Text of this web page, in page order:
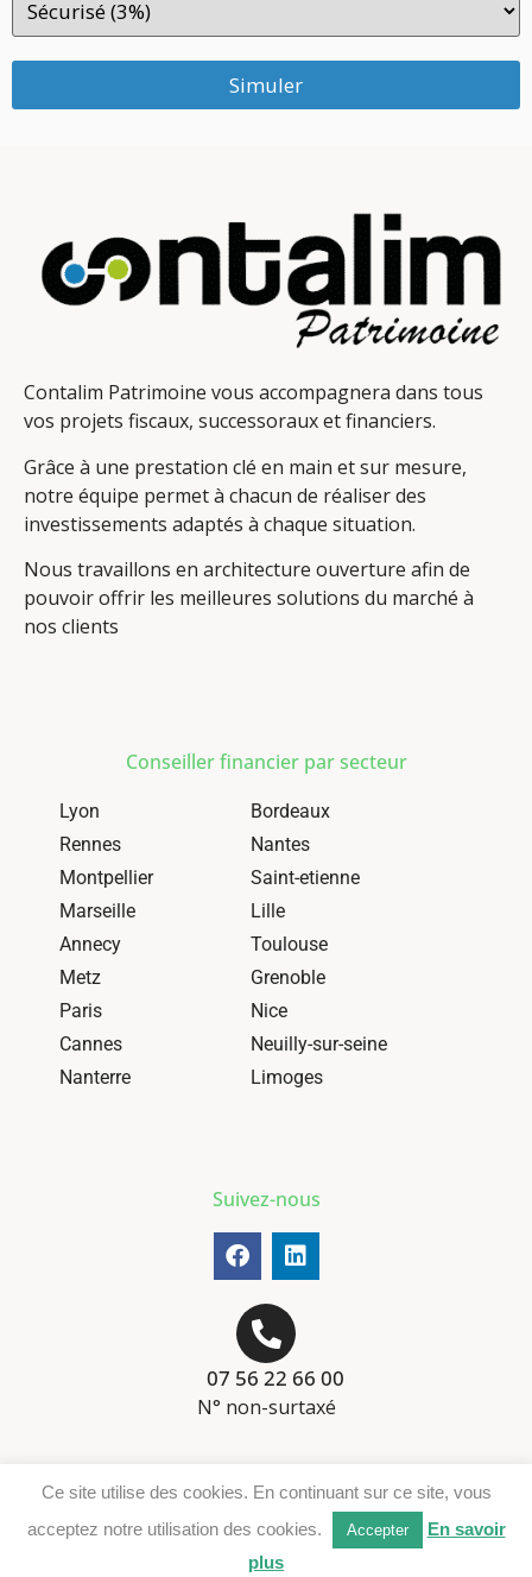
Simuler
Contalim Patrimoine vous accompagnera dans tous
vos projets fiscaux, successoraux et financiers.
Grâce à une prestation clé en main et sur mesure,
notre équipe permet à chacun de réaliser des
investissements adaptés à chaque situation.
Nous travaillons en architecture ouverture afin de
pouvoir offrir les meilleures solutions du marché à
nos clients
Conseiller financier par secteur
Lyon
Bordeaux
Rennes
Nantes
Montpellier
Saint-etienne
Marseille
Lille
Annecy
Toulouse
Metz
Grenoble
Paris
Nice
Cannes
Neuilly-sur-seine
Nanterre
Limoges
Suivez-nous
07 56 22 66 00
N° non-surtaxé
Téléchargement DER
Ce site utilise des cookies. En continuant sur ce site, vous
acceptez notre utilisation des cookies.
Accepter
En savoir
plus